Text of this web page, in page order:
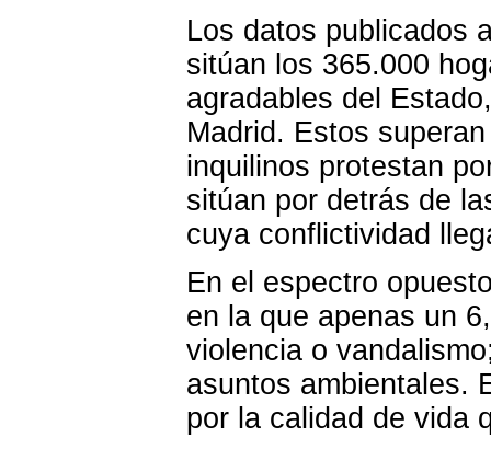
Los datos publicados
sitúan los 365.000
agradables del
Madrid. Estos
inquilinos protestan
sitúan por detrás de
cuya conflictividad
En el espectro
en la que apenas un
violencia o
asuntos ambientales.
por la calidad de vida